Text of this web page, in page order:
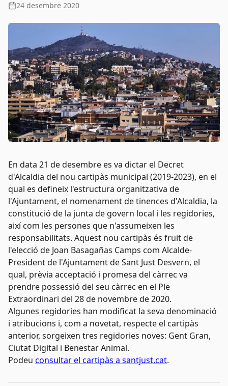
24 desembre 2020
En data 21 de desembre es va dictar el Decret
d'Alcaldia del nou cartipàs municipal (2019-2023), en el
qual es defineix l'estructura organitzativa de
l'Ajuntament, el nomenament de tinences d'Alcaldia, la
constitució de la junta de govern local i les regidories,
així com les persones que n'assumeixen les
responsabilitats. Aquest nou cartipàs és fruit de
l'elecció de Joan Basagañas Camps com Alcalde-
President de l'Ajuntament de Sant Just Desvern, el
qual, prèvia acceptació i promesa del càrrec va
prendre possessió del seu càrrec en el Ple
Extraordinari del 28 de novembre de 2020.
Algunes regidories han modificat la seva denominació
i atribucions i, com a novetat, respecte el cartipàs
anterior, sorgeixen tres regidories noves: Gent Gran,
Ciutat Digital i Benestar Animal.
Podeu consultar el cartipàs a santjust.cat.